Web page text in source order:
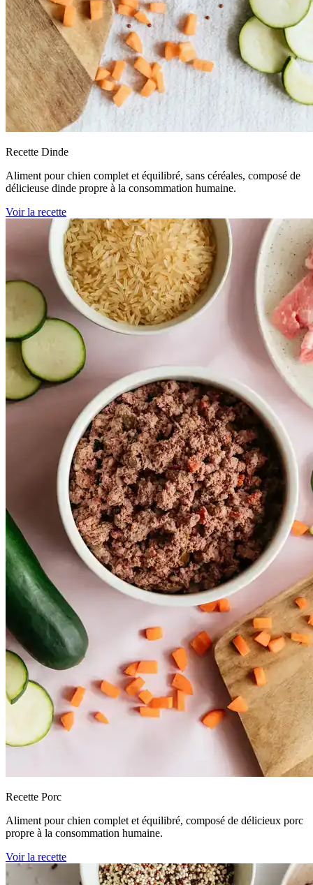
Recette Dinde
Aliment pour chien complet et équilibré, sans céréales, composé de
délicieuse dinde propre à la consommation humaine.
Voir la recette
Recette Porc
Aliment pour chien complet et équilibré, composé de délicieux porc
propre à la consommation humaine.
Voir la recette